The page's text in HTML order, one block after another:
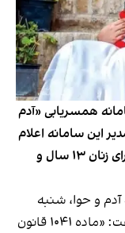
زیر ۱۸ سال در سامانه همسریابی «آدم
این سامانه اعلام
کرد قوانین جمهوری اسلامی سن ازدواج را برای زنان ۱۳ سال و
و حوا، شنبه
هشتم آذر در مصاحبه با وب‌سایت فرارو گفت: «ماده ۱۰۴۱ قانون